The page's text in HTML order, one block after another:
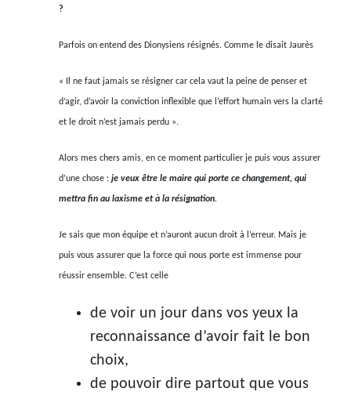
?
Parfois on entend des Dionysiens résignés. Comme le disait Jaurès
« Il ne faut jamais se résigner car cela vaut la peine de penser et
d’agir, d’avoir la conviction inflexible que l’effort humain vers la clarté
et le droit n’est jamais perdu ».
Alors mes chers amis, en ce moment particulier je puis vous assurer
d’une chose : je veux être le maire qui porte ce changement, qui
mettra fin au laxisme et à la résignation.
Je sais que mon équipe et n’auront aucun droit à l’erreur. Mais je
puis vous assurer que la force qui nous porte est immense pour
réussir ensemble. C’est celle
de voir un jour dans vos yeux la
reconnaissance d’avoir fait le bon
choix,
de pouvoir dire partout que vous